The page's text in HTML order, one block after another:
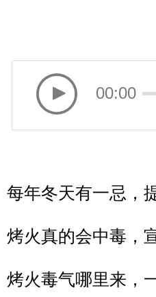
00:00
每年冬天有一忌，
烤火真的会中毒，
烤火毒气哪里来，